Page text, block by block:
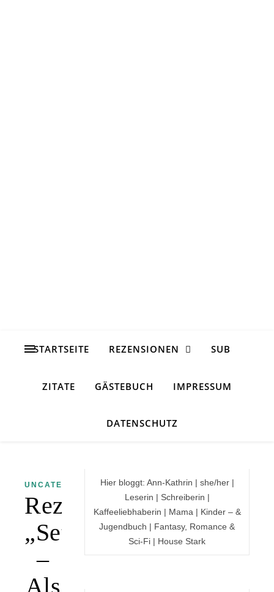
STARTSEITE REZENSIONEN SUB
ZITATE GÄSTEBUCH IMPRESSUM
DATENSCHUTZ
UNCATEGORIZED
Rezension
„Seth
–
Als
Hier bloggt: Ann-Kathrin | she/her |
Leserin | Schreiberin |
Kaffeeliebhaberin | Mama | Kinder – &
Jugendbuch | Fantasy, Romance &
Sci-Fi | House Stark